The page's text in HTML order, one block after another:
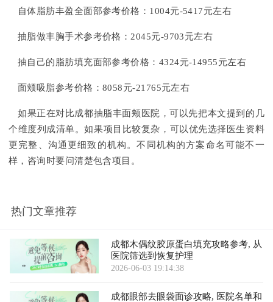
自体脂肪丰盈全面部参考价格：1004元-5417元左右
抽脂做丰胸手术参考价格：2045元-9703元左右
抽自己的脂肪填充面部参考价格：4324元-14955元左右
面颊吸脂参考价格：8058元-21765元左右
如果正在对比成都抽脂丰面颊医院，可以先把本文提到的几
个维度列成清单。如果项目比较复杂，可以优先选择医生资料
更完整、沟通更细致的机构。不同机构的方案命名可能不一
样，咨询时要问清楚包含项目。
热门文章推荐
成都木偶纹胶原蛋白填充攻略参考, 从
医院筛选到恢复护理
2026-06-03 19:14:38
成都眼部去眼袋面诊攻略, 医院名单和